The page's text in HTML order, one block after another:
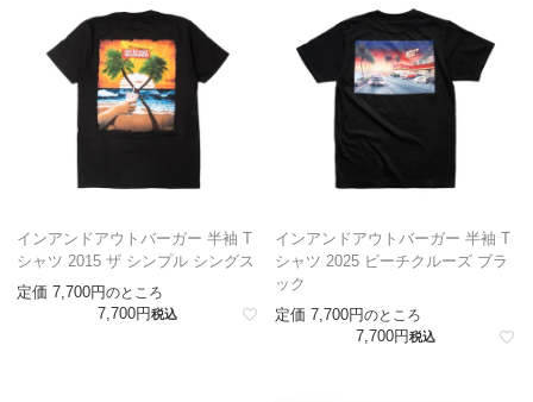
インアンドアウトバーガー 半袖 T
シャツ 2015 ザ シンプル シングス
定価 7,700 のところ
7,700 税込
インアンドアウトバーガー 半袖 T
シャツ 2025 ビーチクルーズ ブラ
ック
定価 7,700 のところ
7,700 税込